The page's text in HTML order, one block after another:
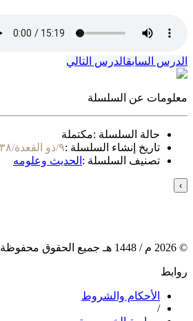
الدرس السابقالدرس التالي
معلومات عن السلسلة
حالة السلسلة :مكتملة
تاريخ إنشاء السلسلة :٩/ذو القعدة/١٤٣٨
تصنيف السلسلة : الحديث وعلومه
›
©
2026 م / 1448 هـ جميع الحقوق محفوظة
روابط
الأحكام والشروط
/